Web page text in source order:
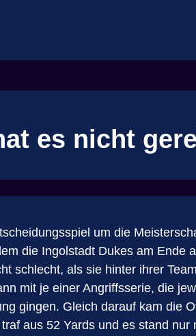
es nicht
um die
die Ingolstadt Dukes am Ende
schlecht, als sie hinter ihrer
mit je einer Angriffsserie, die
gingen. Gleich darauf kam die
aus 52 Yards und es stand